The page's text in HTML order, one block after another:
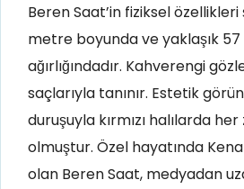
Beren Saat’in fiziksel özellikleri
metre boyunda ve yaklaşık
ağırlığındadır. Kahverengi
saçlarıyla tanınır. Estetik
duruşuyla kırmızı halılarda
olmuştur. Özel hayatında
olan Beren Saat, medyadan